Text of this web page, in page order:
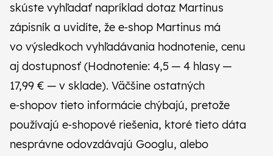
skúste vyhľadať napríklad dotaz Martinus
zápisník a uvidíte, že e‑shop Martinus má
vo výsledkoch vyhľadávania hodnotenie, cenu
aj dostupnosť (Hodnotenie: 4,5 — ‎4 hlasy — ‎
17,99 € — ‎v sklade). Väčšine ostatných
e‑shopov tieto informácie chýbajú, pretože
používajú e‑shopové riešenia, ktoré tieto dáta
nesprávne odovzdávajú Googlu, alebo